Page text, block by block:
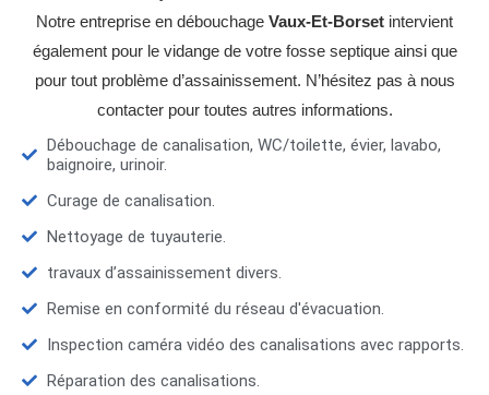
Notre entreprise en débouchage Vaux-Et-Borset intervient
également pour le vidange de votre fosse septique ainsi que
pour tout problème d’assainissement. N’hésitez pas à nous
contacter pour toutes autres informations.
Débouchage de canalisation, WC/toilette, évier, lavabo,
baignoire, urinoir.
Curage de canalisation.
Nettoyage de tuyauterie.
travaux d’assainissement divers.
Remise en conformité du réseau d'évacuation.
Inspection caméra vidéo des canalisations avec rapports.
Réparation des canalisations.